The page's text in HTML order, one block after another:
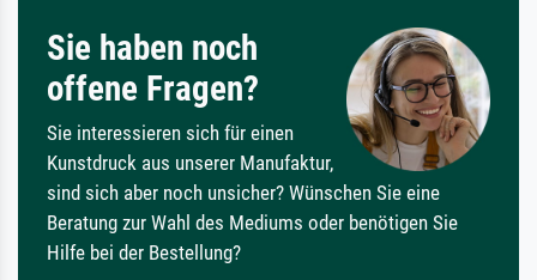
Sie haben noch
offene Fragen?
Sie interessieren sich für einen
Kunstdruck aus unserer Manufaktur,
sind sich aber noch unsicher? Wünschen Sie eine
Beratung zur Wahl des Mediums oder benötigen Sie
Hilfe bei der Bestellung?